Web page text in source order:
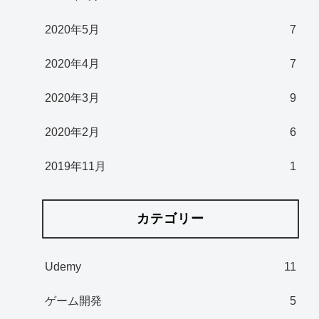
2020年5月 7
2020年4月 7
2020年3月 9
2020年2月 6
2019年11月 1
カテゴリー
Udemy 11
ゲーム開発 5